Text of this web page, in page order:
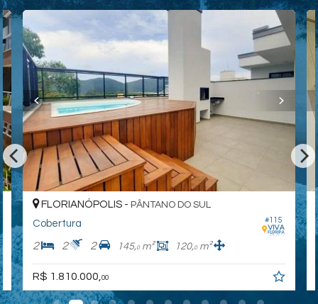
#115
FLORIANÓPOLIS - PÂNTANO DO SUL
Cobertura
2 2 2 145,0m² 120,0m²
R$ 1.810.000, 00